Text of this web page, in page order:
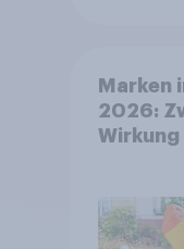
Marken
2026:
Wirkung